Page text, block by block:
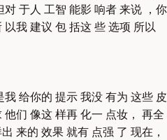
于人 工智 能影 响者 来说 ，你
我 建议 包 括这 些 选项 所以
给你的 提示 我没 有为 这些 皮
们 像这 样再 化一 点妆， 再全
来的 效果 就有 点强 了 现在，